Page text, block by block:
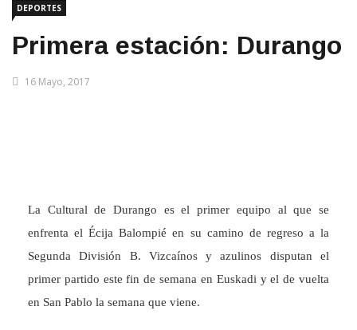
DEPORTES
Primera estación: Durango
16 Mayo, 2017
La Cultural de Durango es el primer equipo al que se
enfrenta el Écija Balompié en su camino de regreso a la
Segunda División B. Vizcaínos y azulinos disputan el
primer partido este fin de semana en Euskadi y el de vuelta
en San Pablo la semana que viene.